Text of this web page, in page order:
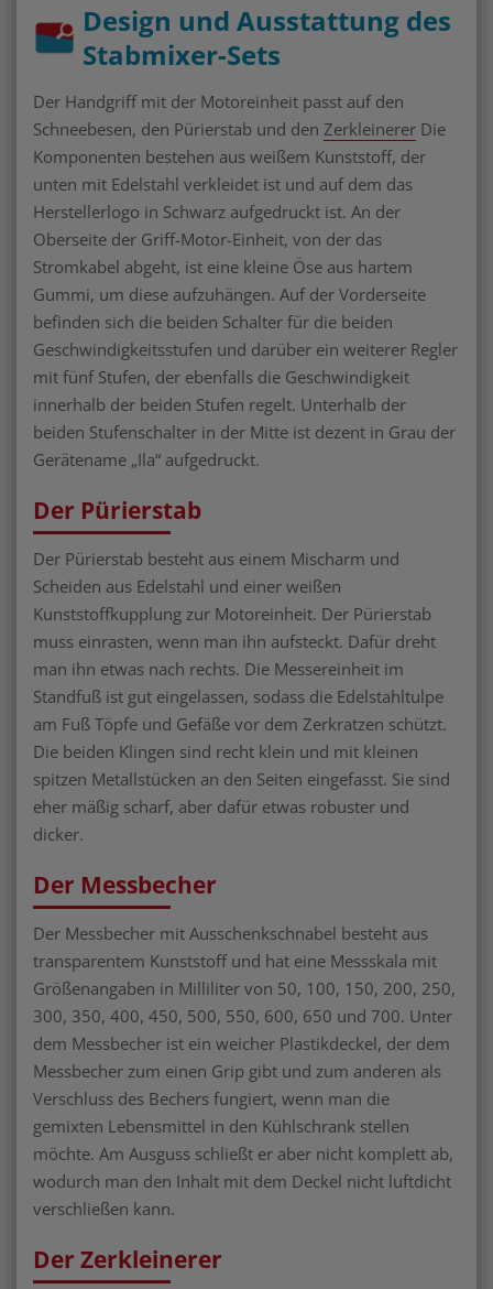
Design und Ausstattung des
Stabmixer-Sets
Der Handgriff mit der Motoreinheit passt auf den
Schneebesen, den Pürierstab und den Zerkleinerer Die
Komponenten bestehen aus weißem Kunststoff, der
unten mit Edelstahl verkleidet ist und auf dem das
Herstellerlogo in Schwarz aufgedruckt ist. An der
Oberseite der Griff-Motor-Einheit, von der das
Stromkabel abgeht, ist eine kleine Öse aus hartem
Gummi, um diese aufzuhängen. Auf der Vorderseite
befinden sich die beiden Schalter für die beiden
Geschwindigkeitsstufen und darüber ein weiterer Regler
mit fünf Stufen, der ebenfalls die Geschwindigkeit
innerhalb der beiden Stufen regelt. Unterhalb der
beiden Stufenschalter in der Mitte ist dezent in Grau der
Gerätename „Ila“ aufgedruckt.
Der Pürierstab
Der Pürierstab besteht aus einem Mischarm und
Scheiden aus Edelstahl und einer weißen
Kunststoffkupplung zur Motoreinheit. Der Pürierstab
muss einrasten, wenn man ihn aufsteckt. Dafür dreht
man ihn etwas nach rechts. Die Messereinheit im
Standfuß ist gut eingelassen, sodass die Edelstahltulpe
am Fuß Töpfe und Gefäße vor dem Zerkratzen schützt.
Die beiden Klingen sind recht klein und mit kleinen
spitzen Metallstücken an den Seiten eingefasst. Sie sind
eher mäßig scharf, aber dafür etwas robuster und
dicker.
Der Messbecher
Der Messbecher mit Ausschenkschnabel besteht aus
transparentem Kunststoff und hat eine Messskala mit
Größenangaben in Milliliter von 50, 100, 150, 200, 250,
300, 350, 400, 450, 500, 550, 600, 650 und 700. Unter
dem Messbecher ist ein weicher Plastikdeckel, der dem
Messbecher zum einen Grip gibt und zum anderen als
Verschluss des Bechers fungiert, wenn man die
gemixten Lebensmittel in den Kühlschrank stellen
möchte. Am Ausguss schließt er aber nicht komplett ab,
wodurch man den Inhalt mit dem Deckel nicht luftdicht
verschließen kann.
Der Zerkleinerer